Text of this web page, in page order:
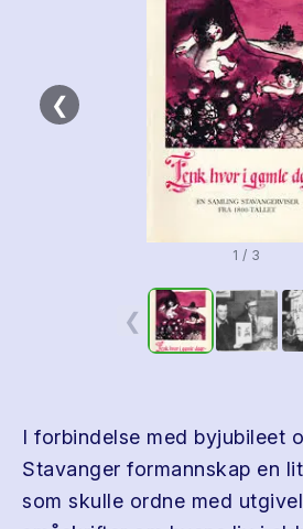
❮
1 / 3
❮
I forbindelse med byjubileet
Stavanger formannskap en
som skulle ordne med